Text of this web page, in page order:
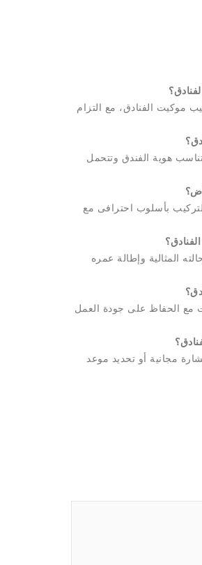
موكيت الفنادق، مع التزام
هوية الفندق وتتحمل
بأسلوب احترافى مع
المثالية وإطالة عمره
مع الحفاظ على جودة العمل
مجانية أو تحديد موعد